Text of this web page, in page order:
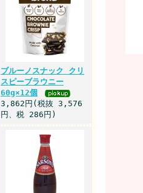
ブルーノスナック クリ
スピーブラウニー
60g×12個
3,862円(税抜 3,576
円、税 286円)